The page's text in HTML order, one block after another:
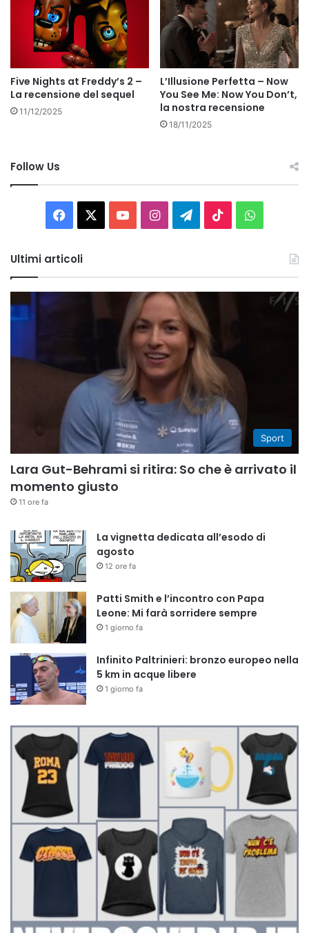
Five Nights at Freddy’s 2 –
La recensione del sequel
11/12/2025
L’Illusione Perfetta – Now
You See Me: Now You Don’t,
la nostra recensione
18/11/2025
Follow Us
Facebook You InstagramTelegram
TikTok
Ultimi articoli
Sport
Lara Gut-Behrami si ritira: So che è arrivato il
momento giusto
11 ore fa
La vignetta dedicata all’esodo di
agosto
12 ore fa
Patti Smith e l’incontro con Papa
Leone: Mi farà sorridere sempre
1 giorno fa
Infinito Paltrinieri: bronzo europeo nella
5 km in acque libere
1 giorno fa